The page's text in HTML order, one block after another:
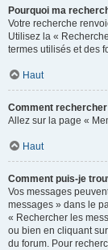
Pourquoi ma
Votre recherche
Utilisez la «
termes utilisés et des
Haut
Comment
Allez sur la page «
Haut
Comment puis-je
Vos messages
messages » dans le
« Rechercher les
ou bien en cliquant
du forum. Pour